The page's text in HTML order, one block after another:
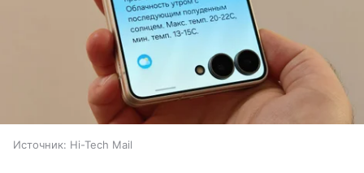
Источник: Hi-Tech Mail